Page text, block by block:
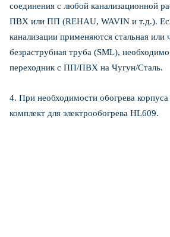
соединения с любой канализационной
ПВХ или ПП (REHAU, WAVIN и т.д.).
канализации применяются стальная или
безраструбная труба (SML), необходимо
переходник с ПП/ПВХ на Чугун/Сталь.
4. При необходимости обогрева корпуса
комплект для электрообогрева HL609.